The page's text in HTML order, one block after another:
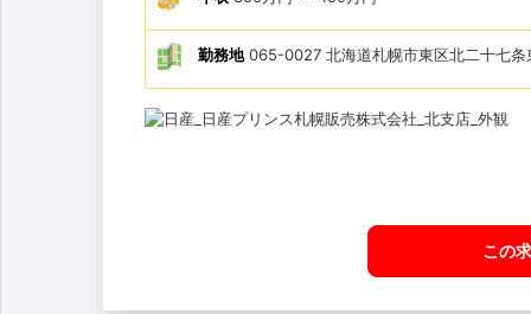
勤務地065-0027 北海道札幌市東区北二十七条
この